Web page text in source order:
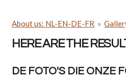
About us: NL-EN-DE-FR »
HERE ARE THE
DE FOTO'S DIE ONZE